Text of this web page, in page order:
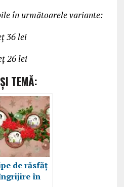
în următoarele variante:
36 lei
26 lei
TEMĂ:
de răsfăț
în